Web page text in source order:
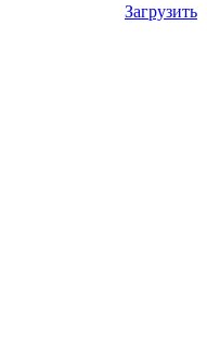
Загрузить